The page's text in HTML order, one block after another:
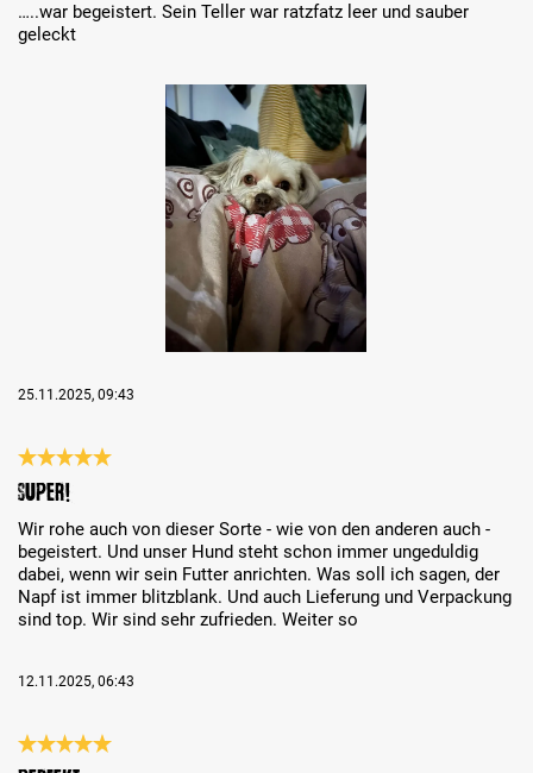
…..war begeistert. Sein Teller war ratzfatz leer und sauber
geleckt
Bildergalerie überspringen
25.11.2025, 09:43
Évaluation avec une note de 5 sur 5 étoiles
Super!
Wir rohe auch von dieser Sorte - wie von den anderen auch -
begeistert. Und unser Hund steht schon immer ungeduldig
dabei, wenn wir sein Futter anrichten. Was soll ich sagen, der
Napf ist immer blitzblank. Und auch Lieferung und Verpackung
sind top. Wir sind sehr zufrieden. Weiter so
12.11.2025, 06:43
Évaluation avec une note de 5 sur 5 étoiles